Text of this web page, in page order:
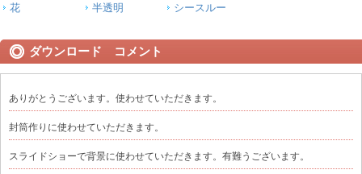
花 半透明 シースルー
ダウンロード コメント
ありがとうございます。使わせていただきます。
封筒作りに使わせていただきます。
スライドショーで背景に使わせていただきます。有難うございます。